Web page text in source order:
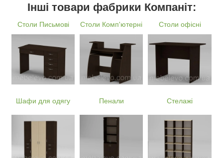
Інші товари фабрики Компаніт:
Столи Письмові Столи Комп'ютерні Столи офісні
Шафи для одягу Пенали Стелажі